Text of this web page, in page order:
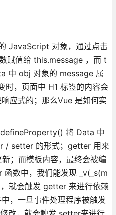
JavaScript 对象，通过点击
赋值给 this.message ，而 t
中 obj 对象的 message 属
时，页面中 H1 标签的内容会
应式的；那么Vue 是如何实
将 Data 中
/ setter 的形式；getter 用来
；而模板内容，最终会被编
数中，我们能发现 _v(_s(m
就会触发 getter 来进行依赖
，一旦事件处理程序被触发